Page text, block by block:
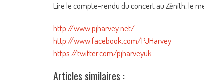
Lire le compte-rendu du concert au Zénith, le
http://www.pjharvey.net/
http://www.facebook.com/PJHarvey
https://twitter.com/pjharveyuk
Articles similaires :